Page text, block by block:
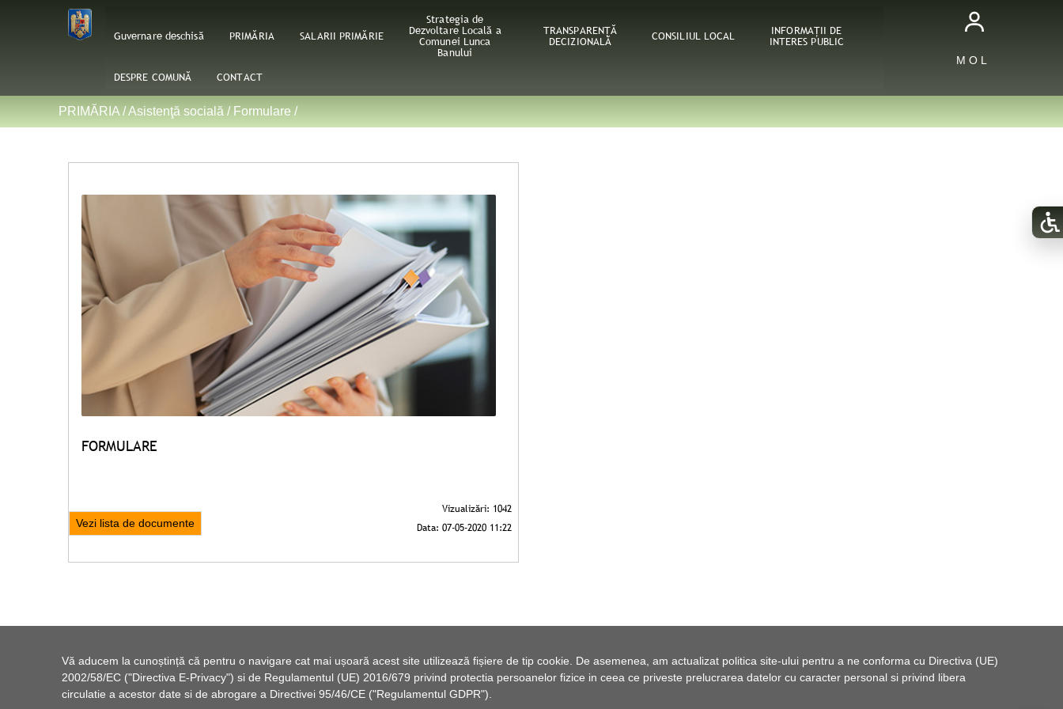
Vă aducem la cunoștință că pentru o navigare cat mai ușoară acest site utilizează fișiere de tip cookie. De asemenea, am actualizat politica site-ului pentru a ne conforma cu Directiva (UE)
2002/58/EC ("Directiva E-Privacy") si de Regulamentul (UE) 2016/679 privind protectia persoanelor fizice in ceea ce priveste prelucrarea datelor cu caracter personal si privind libera
circulatie a acestor date si de abrogare a Directivei 95/46/CE ("Regulamentul GDPR").
Guvernare deschisă PRIMĂRIA SALARII PRIMĂRIE
Strategia de
Dezvoltare Locală a
Comunei Lunca
Banului
TRANSPARENȚĂ
DECIZIONALĂ CONSILIUL LOCAL INFORMAŢII DE
INTERES PUBLIC
DESPRE COMUNĂ CONTACT
M O L
PRIMĂRIA /Asistenţă socială / Formulare /
FORMULARE
Vezi lista de documente